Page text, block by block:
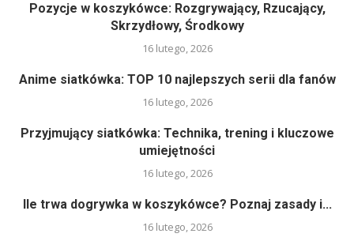
Pozycje w koszykówce: Rozgrywający, Rzucający,
Skrzydłowy, Środkowy
16 lutego, 2026
Anime siatkówka: TOP 10 najlepszych serii dla fanów
16 lutego, 2026
Przyjmujący siatkówka: Technika, trening i kluczowe
umiejętności
16 lutego, 2026
Ile trwa dogrywka w koszykówce? Poznaj zasady i...
16 lutego, 2026